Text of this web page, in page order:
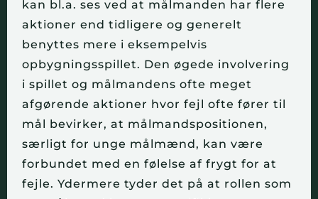
kan bl.a. ses ved at målmanden har flere
aktioner end tidligere og generelt
benyttes mere i eksempelvis
opbygningsspillet. Den øgede involvering
i spillet og målmandens ofte meget
afgørende aktioner hvor fejl ofte fører til
mål bevirker, at målmandspositionen,
særligt for unge målmænd, kan være
forbundet med en følelse af frygt for at
fejle. Ydermere tyder det på at rollen som